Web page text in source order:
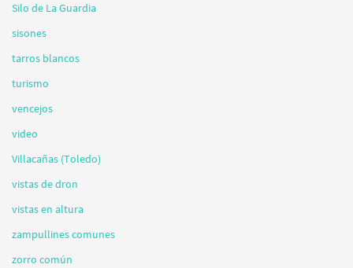
Silo de La Guardia
sisones
tarros blancos
turismo
vencejos
video
Villacañas (Toledo)
vistas de dron
vistas en altura
zampullines comunes
zorro común